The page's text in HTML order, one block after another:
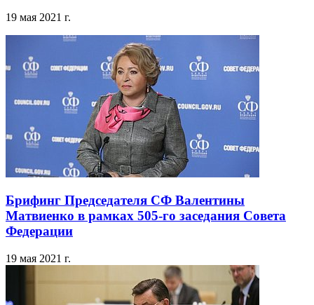
19 мая 2021 г.
Брифинг Председателя СФ Валентины
Матвиенко в рамках 505-го заседания Совета
Федерации
19 мая 2021 г.